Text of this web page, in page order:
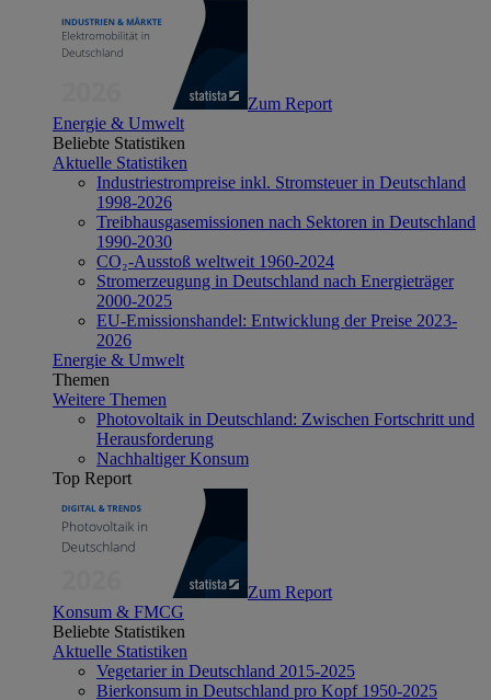
Zum Report
Energie & Umwelt
Beliebte Statistiken
Aktuelle Statistiken
Industriestrompreise inkl. Stromsteuer in Deutschland
1998-2026
Treibhausgasemissionen nach Sektoren in Deutschland
1990-2030
CO₂-Ausstoß weltweit 1960-2024
Stromerzeugung in Deutschland nach Energieträger
2000-2025
EU-Emissionshandel: Entwicklung der Preise 2023-
2026
Energie & Umwelt
Themen
Weitere Themen
Photovoltaik in Deutschland: Zwischen Fortschritt und
Herausforderung
Nachhaltiger Konsum
Top Report
Zum Report
Konsum & FMCG
Beliebte Statistiken
Aktuelle Statistiken
Vegetarier in Deutschland 2015-2025
Bierkonsum in Deutschland pro Kopf 1950-2025